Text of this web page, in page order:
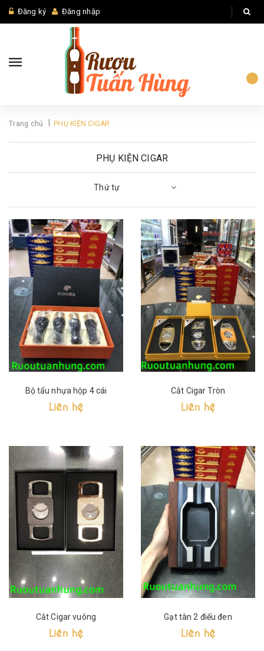
Đăng ký Đăng nhập
Trang chủ PHỤ KIỆN CIGAR
PHỤ KIỆN CIGAR
Thứ tự
Bộ tẩu nhựa hộp 4 cái
Liên hệ
Cắt Cigar Tròn
Liên hệ
Cắt Cigar vuông
Liên hệ
Gạt tàn 2 điếu đen
Liên hệ